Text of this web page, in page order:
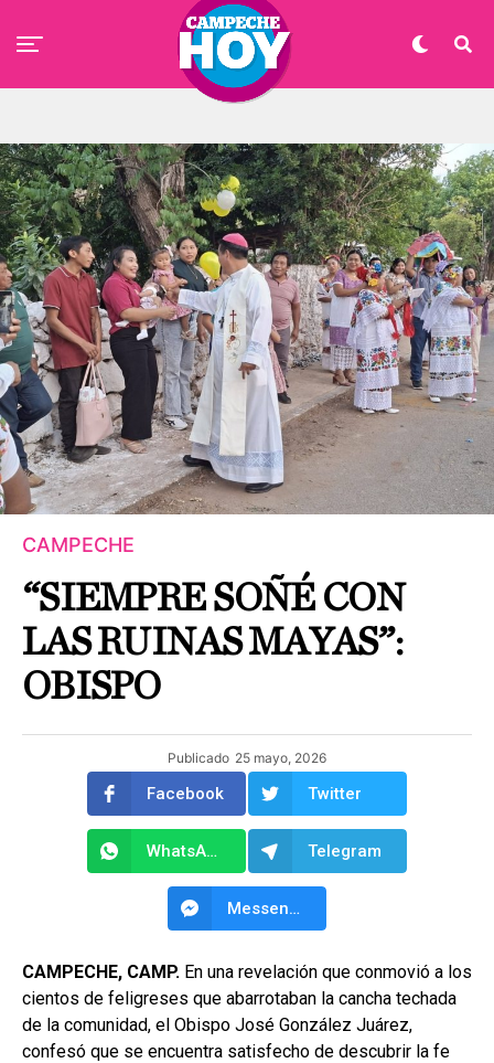
CAMPECHE
“SIEMPRE SOÑÉ CON
LAS RUINAS MAYAS”:
OBISPO
Publicado 25 mayo, 2026
Facebook Twitter
WhatsApp Telegram
Messenger
CAMPECHE, CAMP. En una revelación que conmovió a los
cientos de feligreses que abarrotaban la cancha techada
de la comunidad, el Obispo José González Juárez,
confesó que se encuentra satisfecho de descubrir la fe